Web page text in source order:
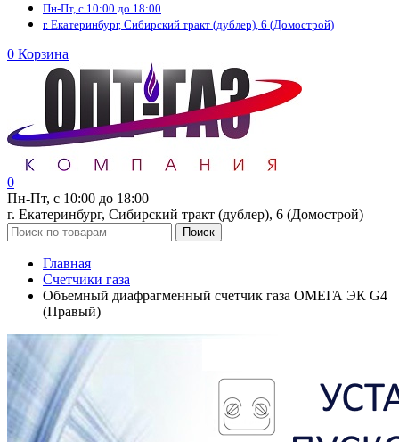
Пн-Пт, с 10:00 до 18:00
г. Екатеринбург, Сибирский тракт (дублер), 6 (Домострой)
0 Корзина
0
Пн-Пт, с 10:00 до 18:00
г. Екатеринбург, Сибирский тракт (дублер), 6 (Домострой)
Поиск
Главная
Счетчики газа
Объемный диафрагменный счетчик газа ОМЕГА ЭК G4
(Правый)